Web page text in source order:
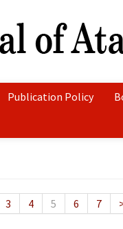
Publication Policy
3 4 5 6 7